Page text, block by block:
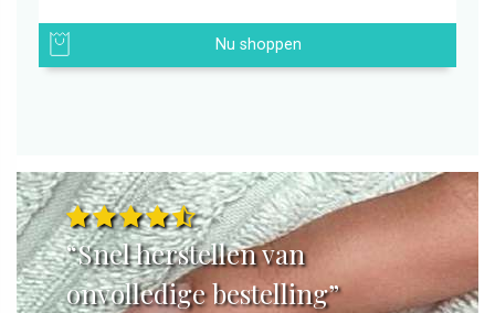
Nu shoppen
“Snel herstellen van
onvolledige bestelling”